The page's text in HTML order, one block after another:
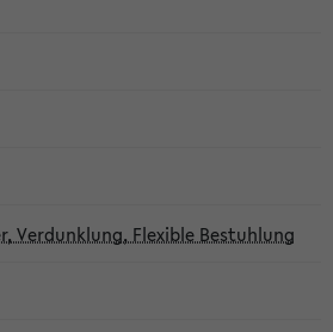
Verdunklung, Flexible Bestuhlung